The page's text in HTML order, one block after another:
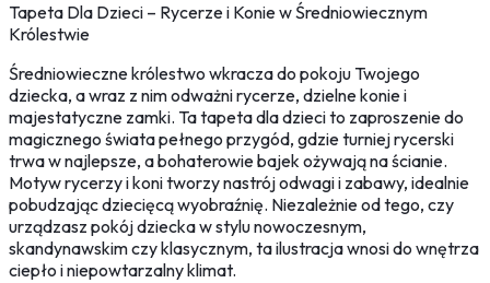
Tapeta Dla Dzieci – Rycerze i Konie w Średniowiecznym
Królestwie
Średniowieczne królestwo wkracza do pokoju Twojego
dziecka, a wraz z nim odważni rycerze, dzielne konie i
majestatyczne zamki. Ta tapeta dla dzieci to zaproszenie do
magicznego świata pełnego przygód, gdzie turniej rycerski
trwa w najlepsze, a bohaterowie bajek ożywają na ścianie.
Motyw rycerzy i koni tworzy nastrój odwagi i zabawy, idealnie
pobudzając dziecięcą wyobraźnię. Niezależnie od tego, czy
urządzasz pokój dziecka w stylu nowoczesnym,
skandynawskim czy klasycznym, ta ilustracja wnosi do wnętrza
ciepło i niepowtarzalny klimat.